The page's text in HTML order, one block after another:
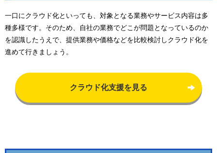
一口にクラウド化といっても、対象となる業務やサービス内容は多
種多様です。そのため、自社の業務でどこが問題となっているのか
を認識したうえで、提供業務や価格などを比較検討しクラウド化を
進めて行きましょう。
クラウド化支援を見る